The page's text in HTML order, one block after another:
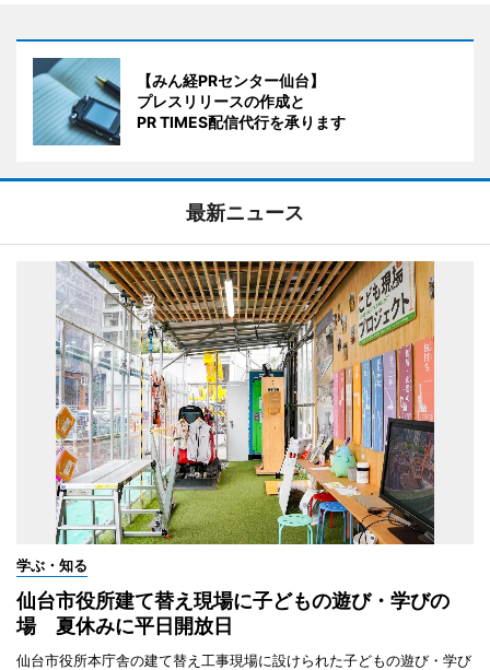
【みん経PRセンター仙台】
プレスリリースの作成と
PR TIMES配信代行を承ります
最新ニュース
学ぶ・知る
仙台市役所建て替え現場に子どもの遊び・学びの
場 夏休みに平日開放日
仙台市役所本庁舎の建て替え工事現場に設けられた子どもの遊び・学び